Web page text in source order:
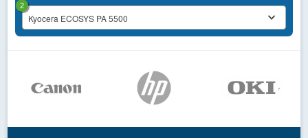
Kyocera ECOSYS PA 5500
2